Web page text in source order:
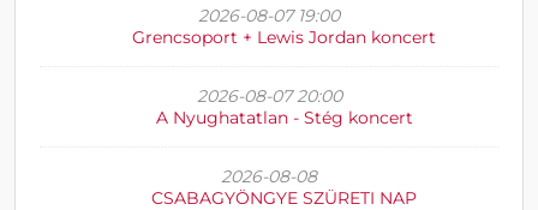
2026-08-07 19:00
Grencsoport + Lewis Jordan koncert
2026-08-07 20:00
A Nyughatatlan - Stég koncert
2026-08-08
CSABAGYÖNGYE SZÜRETI NAP